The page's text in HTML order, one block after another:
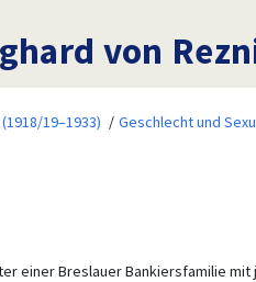
von
19–1933) Geschlecht und
einer Breslauer Bankiersfamilie